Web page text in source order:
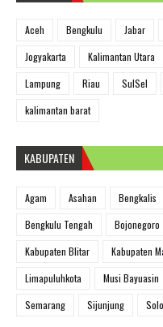
Aceh Bengkulu Jabar
Jogyakarta
Kalimantan Utara
Lampung
Riau SulSel
kalimantan barat
KABUPATEN
Agam Asahan Bengkalis
Bengkulu Tengah
Bojonegoro
Kabupaten Blitar
Kabupaten
Limapuluhkota
Musi Bayuasin
Semarang
Sijunjung